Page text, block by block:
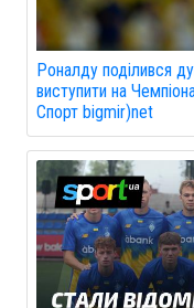
Роналду поділився
виступити на
Спорт bigmir)net